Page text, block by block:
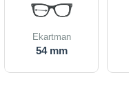
Ekartman
54 mm